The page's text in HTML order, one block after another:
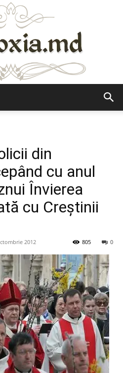
din
cu anul
Învierea
cu Creștinii
2012 0
805